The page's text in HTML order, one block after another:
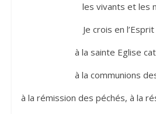
les vivants et les
Je crois en
à la sainte Eglise
à la communions
à la rémission des péchés, à la